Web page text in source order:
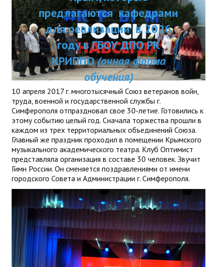
ДПО
Профессиональная переподготовка
Повышение квалификации
КОНТАКТЫ
ДПП ПК:
Актуальное
занятий
предлагаются кафедрами
для реализации в 2026
году в ГБОУ ДПО РК
КРИППО(очная форма
обучения)
10 апреля 2017 г. многотысячный Союз ветеранов войн,
труда, военной и государственной службы г.
Симферополя отпраздновал свое 30-летие. Готовились к
этому событию целый год. Сначала торжества прошли в
каждом из трех территориальных объединений Союза.
Главный же праздник проходил в помещении Крымского
музыкального академического театра. Клуб Оптимист
представляла организация в составе 30 человек. Звучит
Гимн России. Он сменяется поздравлениями от имени
городского Совета и Администрации г. Симферополя.